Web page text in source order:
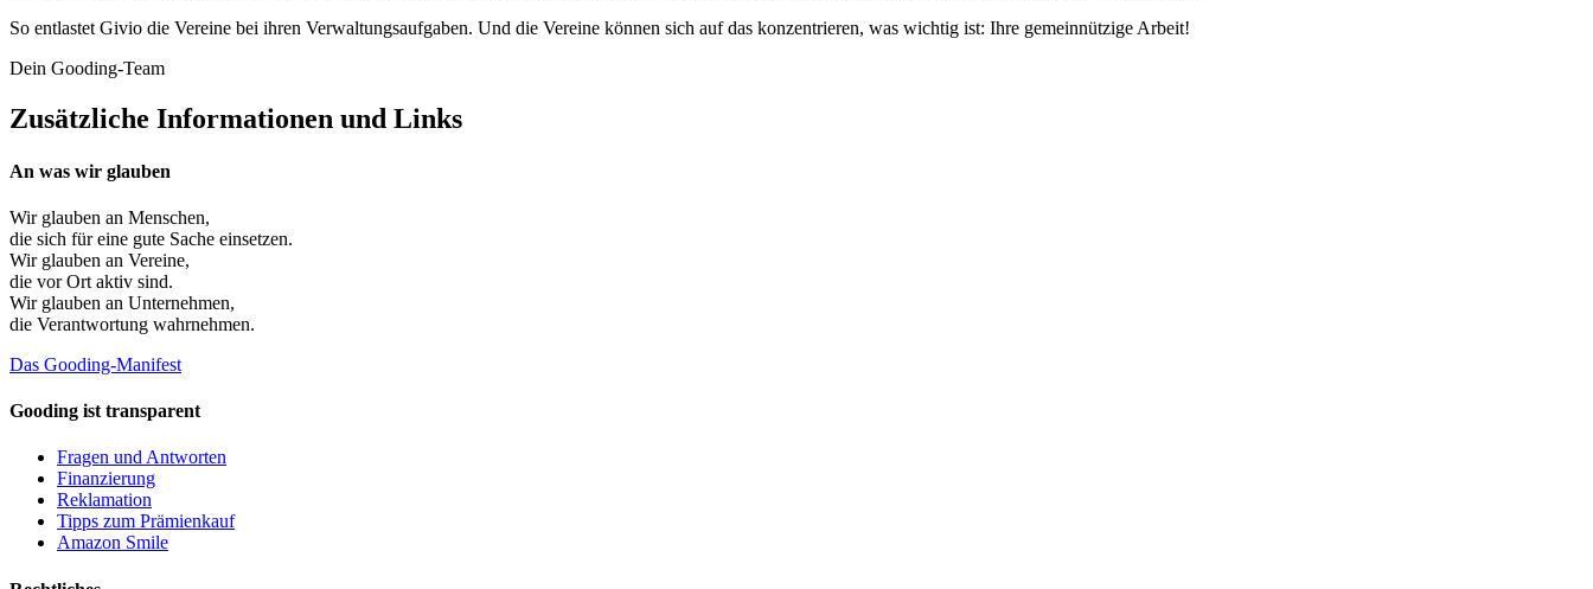
So entlastet Givio die Vereine bei ihren Verwaltungsaufgaben. Und die Vereine können sich auf das konzentrieren, was wichtig ist: Ihre gemeinnützige Arbeit!
Dein Gooding-Team
Zusätzliche Informationen und Links
An was wir glauben
Wir glauben an Menschen,
die sich für eine gute Sache einsetzen.
Wir glauben an Vereine,
die vor Ort aktiv sind.
Wir glauben an Unternehmen,
die Verantwortung wahrnehmen.
Das Gooding-Manifest
Gooding ist transparent
Fragen und Antworten
Finanzierung
Reklamation
Tipps zum Prämienkauf
Amazon Smile